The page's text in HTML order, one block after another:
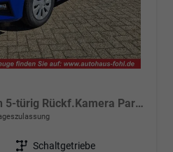
1.0 TSI 95PS Selection 5-türig Rückf.Kamera Parksensoren Sitzheizung Multifunktionslenkrad Klima Skoda-Radio Bluetooth Touchscreen Tempomat Nebelsch. Apple CarPlay + Android Auto
Getriebe Schaltgetriebe